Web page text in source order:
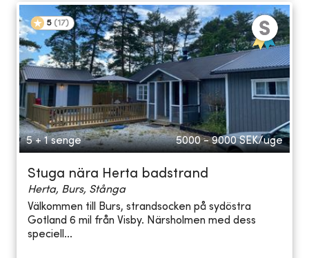
5 (17)
5 + 1 senge 5000 - 9000 SEK/uge
Stuga nära Herta badstrand
Herta, Burs, Stånga
Välkommen till Burs, strandsocken på sydöstra
Gotland 6 mil från Visby. Närsholmen med dess
speciell...